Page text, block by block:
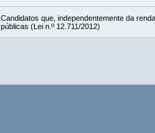
Candidatos que, independentemente da
públicas (Lei n.º 12.711/2012)